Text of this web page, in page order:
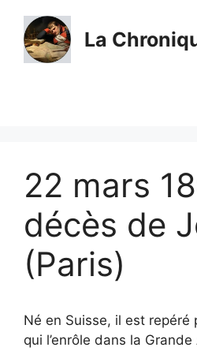
contenu
La
22 mars
décès de
(Paris)
Né en Suisse, il est repéré
qui l’enrôle dans la